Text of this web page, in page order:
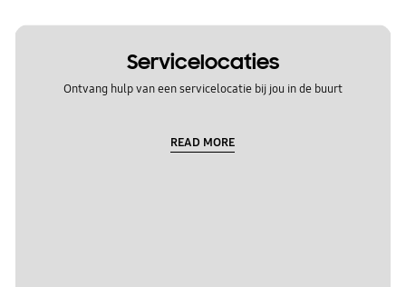
Servicelocaties
Ontvang hulp van een servicelocatie bij jou in de buurt
READ MORE